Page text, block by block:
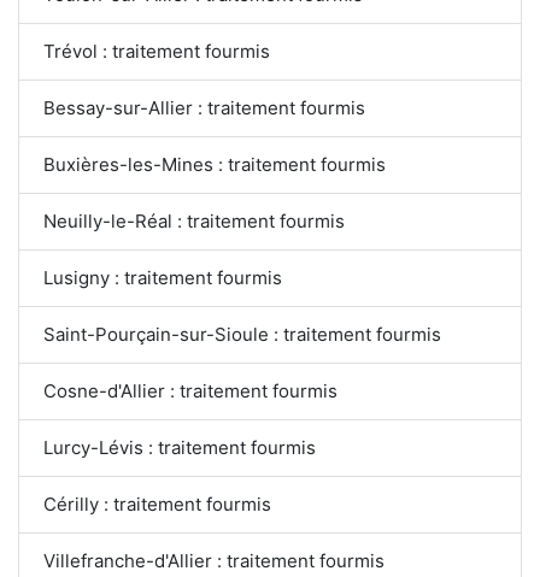
Trévol : traitement fourmis
Bessay-sur-Allier : traitement fourmis
Buxières-les-Mines : traitement fourmis
Neuilly-le-Réal : traitement fourmis
Lusigny : traitement fourmis
Saint-Pourçain-sur-Sioule : traitement fourmis
Cosne-d'Allier : traitement fourmis
Lurcy-Lévis : traitement fourmis
Cérilly : traitement fourmis
Villefranche-d'Allier : traitement fourmis